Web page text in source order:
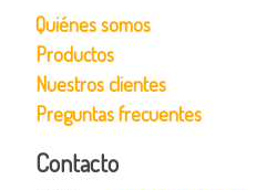
Quiénes somos
Productos
Nuestros clientes
Preguntas frecuentes
Contacto